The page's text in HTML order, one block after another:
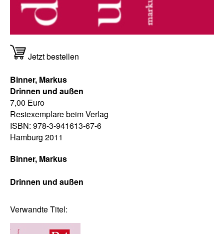
Binner, Markus
Drinnen und außen
Jetzt bestellen
Binner, Markus
Drinnen und außen
7,00 Euro
Restexemplare beim Verlag
ISBN: 978-3-941613-67-6
Hamburg 2011
Verwandte Titel: